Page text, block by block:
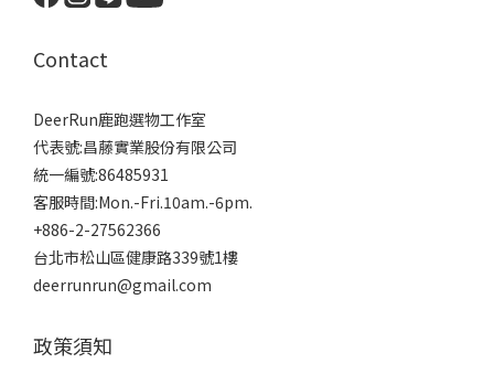
Contact
DeerRun鹿跑選物工作室
代表號:昌藤實業股份有限公司
統一編號:86485931
客服時間:Mon.-Fri.10am.-6pm.
+886-2-27562366
台北市松山區健康路339號1樓
deerrunrun@gmail.com
政策須知